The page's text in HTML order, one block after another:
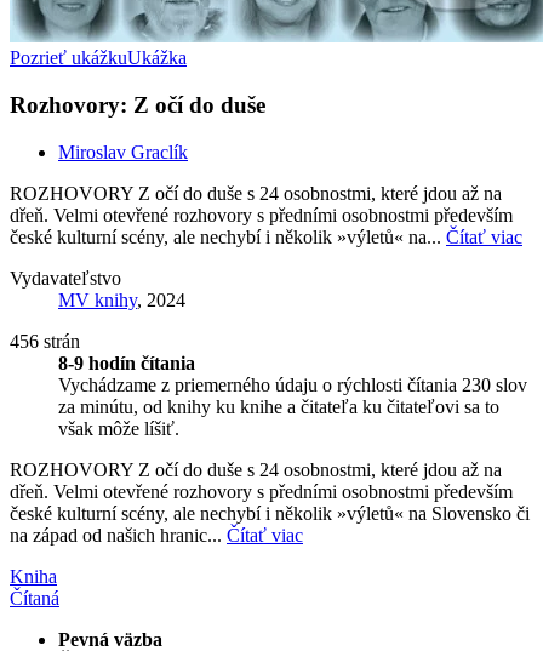
Pozrieť ukážkuUkážka
Rozhovory: Z očí do duše
Miroslav Graclík
ROZHOVORY Z očí do duše s 24 osobnostmi, které jdou až na
dřeň. Velmi otevřené rozhovory s předními osobnostmi především
české kulturní scény, ale nechybí i několik »výletů« na... Čítať viac
Vydavateľstvo
MV knihy, 2024
456 strán
8-9 hodín čítania
Vychádzame z priemerného údaju o rýchlosti čítania 230 slov
za minútu, od knihy ku knihe a čitateľa ku čitateľovi sa to
však môže líšiť.
ROZHOVORY Z očí do duše s 24 osobnostmi, které jdou až na
dřeň. Velmi otevřené rozhovory s předními osobnostmi především
české kulturní scény, ale nechybí i několik »výletů« na Slovensko či
na západ od našich hranic... Čítať viac
Kniha
Čítaná
Pevná väzba